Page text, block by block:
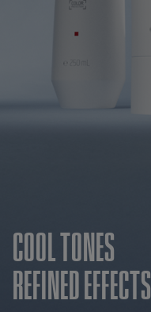
COOL TONES
REFINED EFFECTS